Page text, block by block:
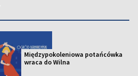
Międzypokoleniowa potańcówka
wraca do Wilna